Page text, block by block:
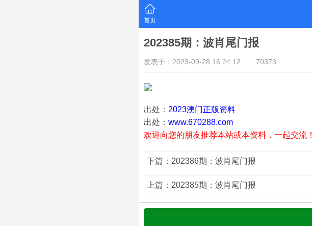
首页
202385期：波肖尾门报
发表于：2023-09-28 16:24:12 70373
出处： 2023澳门正版资料
出处： www.670288.com
欢迎向您的朋友推荐本站或本资料，一起交流！
下篇：202386期：波肖尾门报
上篇：202385期：波肖尾门报